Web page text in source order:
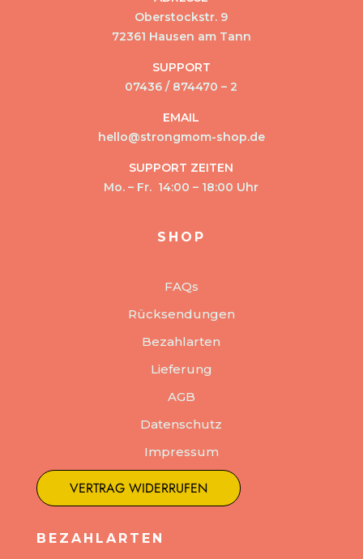
Oberstockstr. 9
72361 Hausen am Tann
SUPPORT
07436 / 874470 – 2
EMAIL
hello@strongmom-shop.de
SUPPORT ZEITEN
Mo. – Fr. 14:00 – 18:00 Uhr
SHOP
FAQs
Rücksendungen
Bezahlarten
Lieferung
AGB
Datenschutz
Impressum
VERTRAG WIDERRUFEN
BEZAHLARTEN